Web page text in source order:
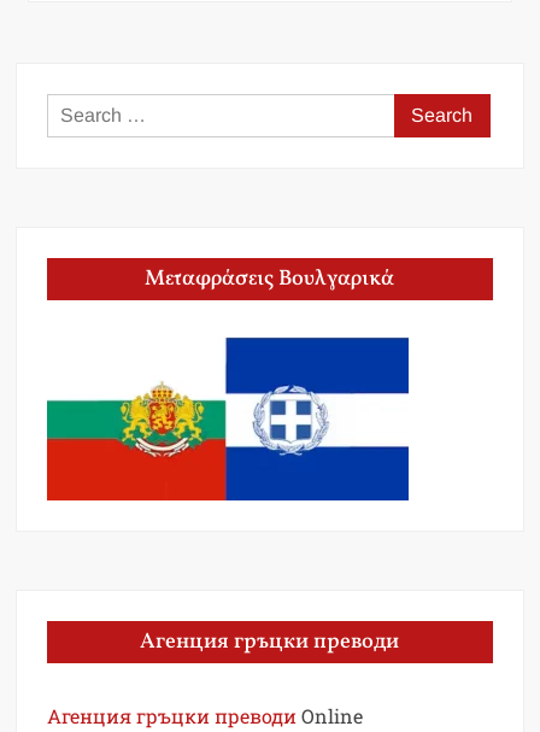
Search
for:
Μεταφράσεις Βουλγαρικά
Агенция гръцки преводи
Агенция гръцки преводи Online